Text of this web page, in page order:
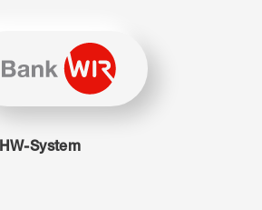
Seite wird JavaScript benötigt.
System